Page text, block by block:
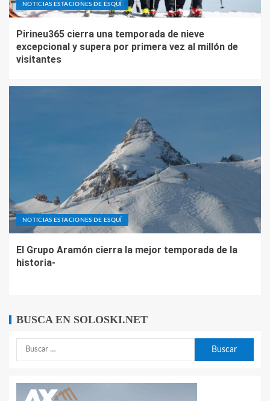
NOTICIAS ESTACIONES DE ESQUÍ
Pirineu365 cierra una temporada de nieve
excepcional y supera por primera vez al millón de
visitantes
NOTICIAS ESTACIONES DE ESQUÍ
El Grupo Aramón cierra la mejor temporada de la
historia-
BUSCA EN SOLOSKI.NET